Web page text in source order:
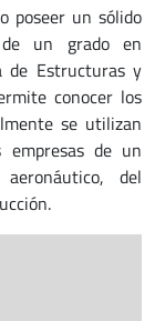
poseer un sólido
un grado en
de Estructuras y
conocer los
se utilizan
de un
del